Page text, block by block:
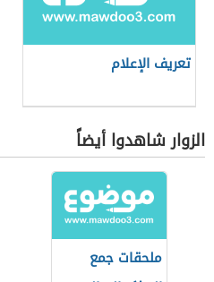
تعريف الإعلام
الزوار شاهدوا أيضاً
ملحقات جمع